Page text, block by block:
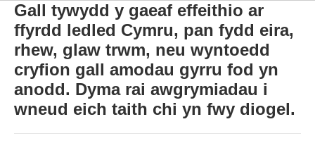
Gall tywydd y gaeaf effeithio ar
ffyrdd ledled Cymru, pan fydd eira,
rhew, glaw trwm, neu wyntoedd
cryfion gall amodau gyrru fod yn
anodd. Dyma rai awgrymiadau i
wneud eich taith chi yn fwy diogel.